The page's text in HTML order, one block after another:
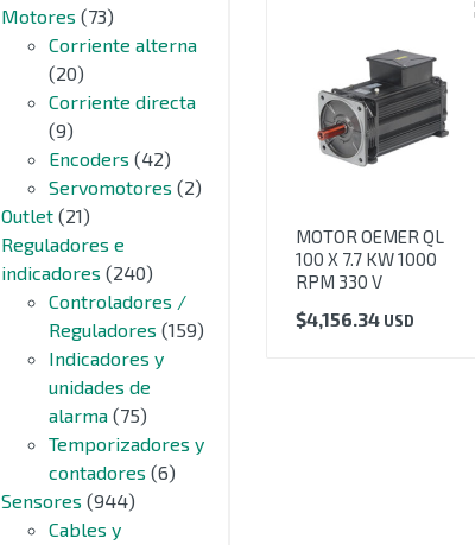
Motores (73)
Corriente alterna
(20)
Corriente directa
(9)
Encoders (42)
Servomotores (2)
Outlet (21)
Reguladores e
indicadores (240)
Controladores /
Reguladores (159)
Indicadores y
unidades de
alarma (75)
Temporizadores y
contadores (6)
Sensores (944)
Cables y
MOTOR OEMER QL
100 X 7.7 KW 1000
RPM 330 V
$4,156.34 USD